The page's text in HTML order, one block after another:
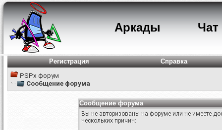
Аркады Чат
Регистрация
Справка
PSPx форум
Сообщение форума
Сообщение форума
Вы не авторизованы на форуме или не имеете
нескольких причин: